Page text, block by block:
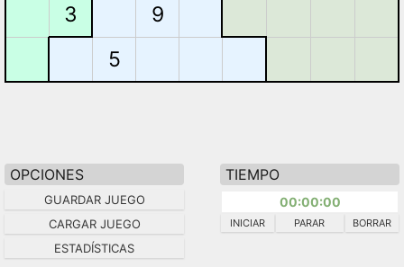
3
9
5
OPCIONES
GUARDAR JUEGO
CARGAR JUEGO
ESTADÍSTICAS
TIEMPO
00:00:00
INICIAR PARAR BORRAR